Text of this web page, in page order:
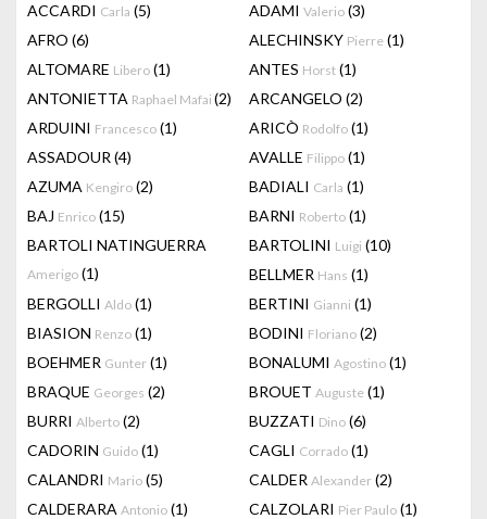
ACCARDI Carla (5) ADAMI Valerio (3)
AFRO (6) ALECHINSKY Pierre (1)
ALTOMARE Libero (1) ANTES Horst (1)
ANTONIETTA Raphael Mafai (2) ARCANGELO (2)
ARDUINI Francesco (1) ARICÒ Rodolfo (1)
ASSADOUR (4) AVALLE Filippo (1)
AZUMA Kengiro (2) BADIALI Carla (1)
BAJ Enrico (15) BARNI Roberto (1)
BARTOLI NATINGUERRA
Amerigo (1)
BARTOLINI Luigi (10)
BELLMER Hans (1)
BERGOLLI Aldo (1) BERTINI Gianni (1)
BIASION Renzo (1) BODINI Floriano (2)
BOEHMER Gunter (1) BONALUMI Agostino (1)
BRAQUE Georges (2) BROUET Auguste (1)
BURRI Alberto (2) BUZZATI Dino (6)
CADORIN Guido (1) CAGLI Corrado (1)
CALANDRI Mario (5) CALDER Alexander (2)
CALDERARA Antonio (1) CALZOLARI Pier Paulo (1)